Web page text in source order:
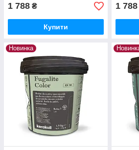
1 788 ₴
Купити
1 788
Новинка